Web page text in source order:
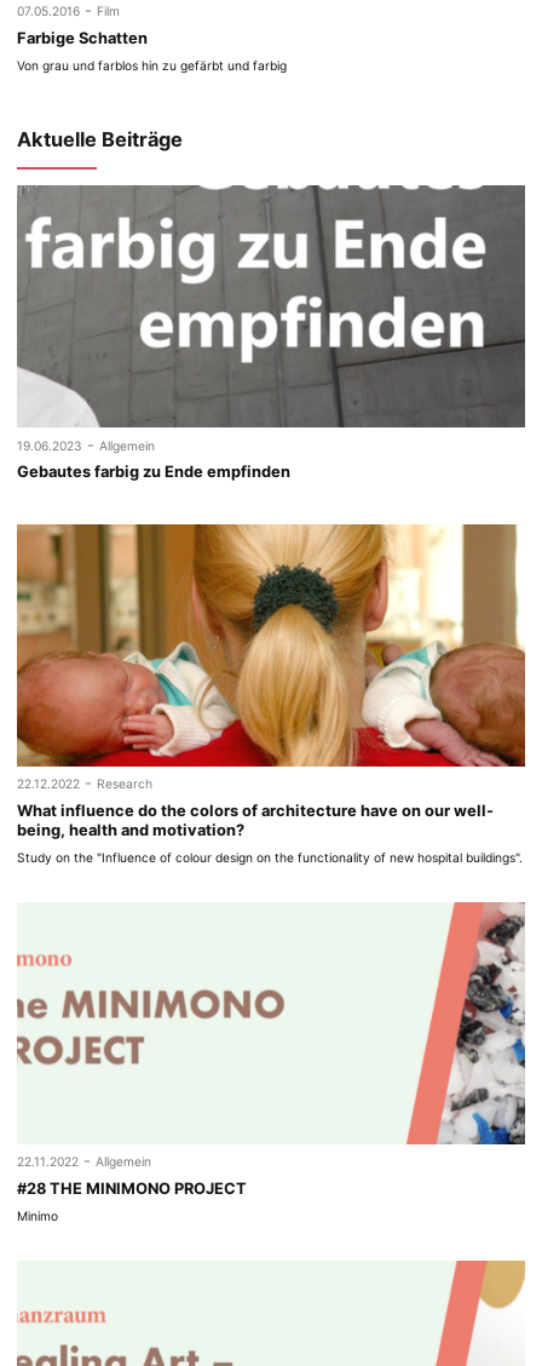
07.05.2016 - Film
Farbige Schatten
Von grau und farblos hin zu gefärbt und farbig
Aktuelle Beiträge
19.06.2023 - Allgemein
Gebautes farbig zu Ende empfinden
22.12.2022 - Research
What influence do the colors of architecture have on our well-
being, health and motivation?
Study on the "Influence of colour design on the functionality of new hospital buildings".
22.11.2022 - Allgemein
#28 THE MINIMONO PROJECT
Minimo